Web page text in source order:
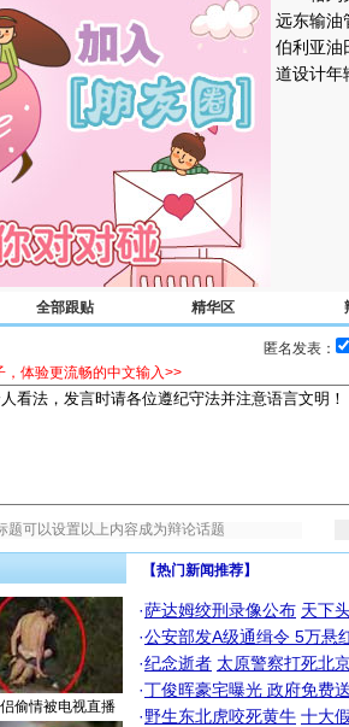
远东输油
伯利亚油
道设计年
全部跟贴 精华区
匿名发表：
体验更流畅的中文输入>>
偷情被电视直播
【热门新闻推荐】
·萨达姆绞刑录像公布 天下
·公安部发A级通缉令 5万悬
·纪念逝者 太原警察打死北
·丁俊晖豪宅曝光 政府免费
·野生东北虎咬死黄牛 十大